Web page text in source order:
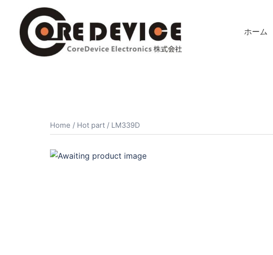
ホーム
Home / Hot part / LM339D